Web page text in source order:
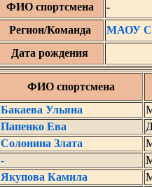
ФИО спортсмена
-
Регион/Команда
МАОУ
Дата рождения
ФИО спортсмена
Бакаева Ульяна
Папенко Ева
Солонина Злата
-
Якупова Камила